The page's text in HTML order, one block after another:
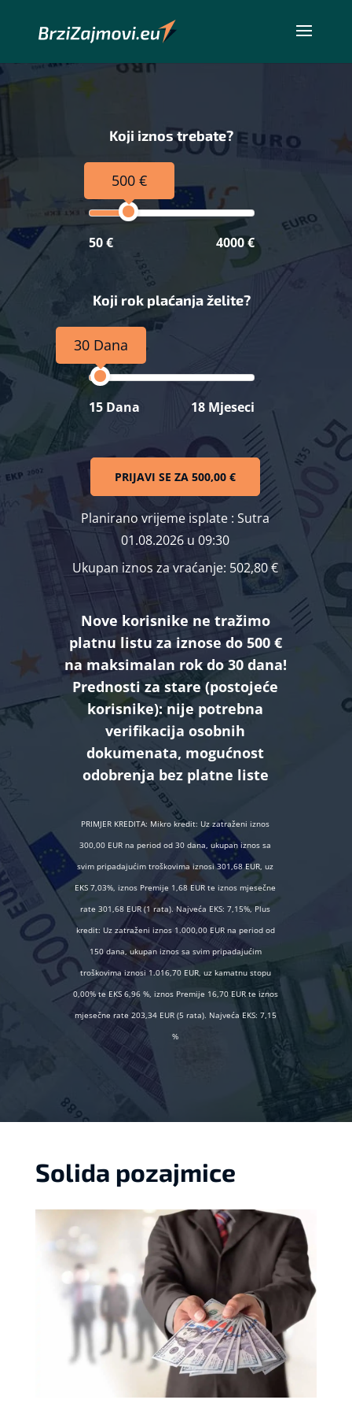
Koji iznos trebate?
500 €
50 € 4000 €
Koji rok plaćanja želite?
30 Dana
15 Dana 18 Mjeseci
PRIJAVI SE ZA500,00 €
Planirano vrijeme isplate : Sutra
01.08.2026 u 09:30
Ukupan iznos za vraćanje: 502,80 €
Nove korisnike ne tražimo
platnu listu za iznose do 500 €
na maksimalan rok do 30 dana!
Prednosti za stare (postojeće
korisnike): nije potrebna
verifikacija osobnih
dokumenata, mogućnost
odobrenja bez platne liste
PRIMJER KREDITA: Mikro kredit: Uz zatraženi iznos
300,00 EUR na period od 30 dana, ukupan iznos sa
svim pripadajućim troškovima iznosi 301,68 EUR, uz
EKS 7,03%, iznos Premije 1,68 EUR te iznos mjesečne
rate 301,68 EUR (1 rata). Najveća EKS: 7,15%, Plus
kredit: Uz zatraženi iznos 1.000,00 EUR na period od
150 dana, ukupan iznos sa svim pripadajućim
troškovima iznosi 1.016,70 EUR, uz kamatnu stopu
0,00% te EKS 6,96 %, iznos Premije 16,70 EUR te iznos
mjesečne rate 203,34 EUR (5 rata). Najveća EKS: 7,15
%
Solida pozajmice